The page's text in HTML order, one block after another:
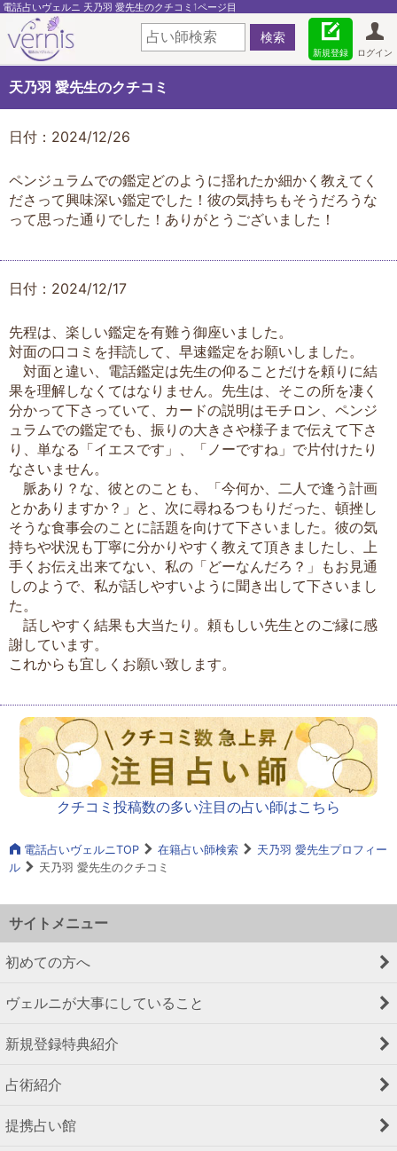
電話占いヴェルニ 天乃羽 愛先生のクチコミ1ページ目
ログイン
新規登録
天乃羽 愛先生のクチコミ
日付：2024/12/26
ペンジュラムでの鑑定どのように揺れたか細かく教えてく
ださって興味深い鑑定でした！彼の気持ちもそうだろうな
って思った通りでした！ありがとうございました！
日付：2024/12/17
先程は、楽しい鑑定を有難う御座いました。
対面の口コミを拝読して、早速鑑定をお願いしました。
対面と違い、電話鑑定は先生の仰ることだけを頼りに結
果を理解しなくてはなりません。先生は、そこの所を凄く
分かって下さっていて、カードの説明はモチロン、ペンジ
ュラムでの鑑定でも、振りの大きさや様子まで伝えて下さ
り、単なる「イエスです」、「ノーですね」で片付けたり
なさいません。
脈あり？な、彼とのことも、「今何か、二人で逢う計画
とかありますか？」と、次に尋ねるつもりだった、頓挫し
そうな食事会のことに話題を向けて下さいました。彼の気
持ちや状況も丁寧に分かりやすく教えて頂きましたし、上
手くお伝え出来てない、私の「どーなんだろ？」もお見通
しのようで、私が話しやすいように聞き出して下さいまし
た。
話しやすく結果も大当たり。頼もしい先生とのご縁に感
謝しています。
これからも宜しくお願い致します。
クチコミ投稿数の多い注目の占い師はこちら
電話占いヴェルニTOP 在籍占い師検索
天乃羽 愛先生プロフィー
ル
天乃羽 愛先生のクチコミ
サイトメニュー
初めての方へ
ヴェルニが大事にしていること
新規登録特典紹介
占術紹介
提携占い館